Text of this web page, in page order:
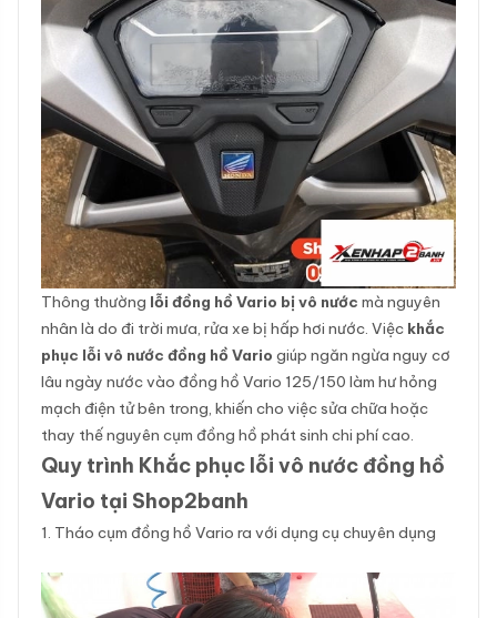
Thông thường lỗi đồng hồ Vario bị vô nước mà nguyên
nhân là do đi trời mưa, rửa xe bị hấp hơi nước. Việc khắc
phục lỗi vô nước đồng hồ Vario giúp ngăn ngừa nguy cơ
lâu ngày nước vào đồng hồ Vario 125/150 làm hư hỏng
mạch điện tử bên trong, khiến cho việc sửa chữa hoặc
thay thế nguyên cụm đồng hồ phát sinh chi phí cao.
Quy trình Khắc phục lỗi vô nước đồng hồ
Vario tại Shop2banh
1. Tháo cụm đồng hồ Vario ra với dụng cụ chuyên dụng